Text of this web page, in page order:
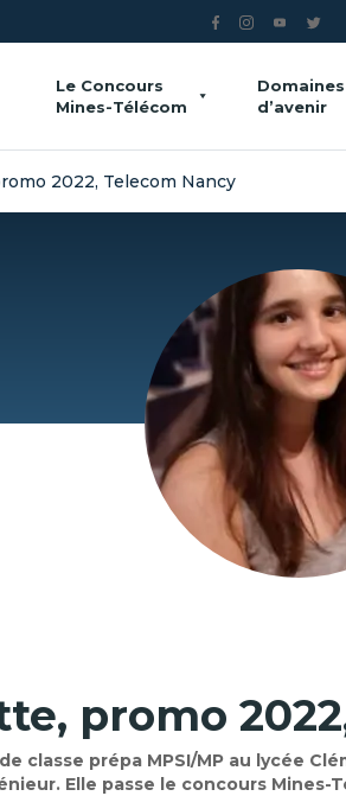
Le Concours
Mines-Télécom
Domaines
d’avenir
2022, Telecom Nancy
promo
classe prépa MPSI/MP au lycée
Elle passe le concours Mines-